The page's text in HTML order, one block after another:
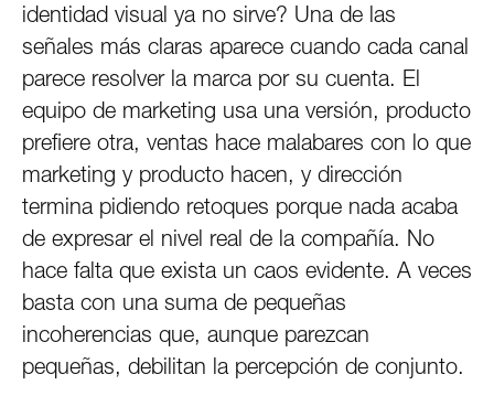
identidad visual ya no sirve? Una de las
señales más claras aparece cuando cada canal
parece resolver la marca por su cuenta. El
equipo de marketing usa una versión, producto
prefiere otra, ventas hace malabares con lo que
marketing y producto hacen, y dirección
termina pidiendo retoques porque nada acaba
de expresar el nivel real de la compañía. No
hace falta que exista un caos evidente. A veces
basta con una suma de pequeñas
incoherencias que, aunque parezcan
pequeñas, debilitan la percepción de conjunto.